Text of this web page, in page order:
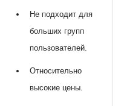
Не подходит для
больших групп
пользователей.
Относительно
высокие цены.